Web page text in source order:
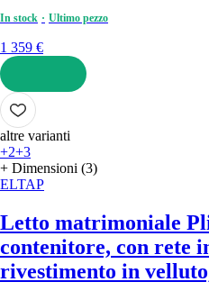
In stock Ultimo pezzo
1 359 €
AGGIUNGI
altre varianti
+2+3
+ Dimensioni (3)
ELTAP
Letto matrimoniale
contenitore, con rete
rivestimento in